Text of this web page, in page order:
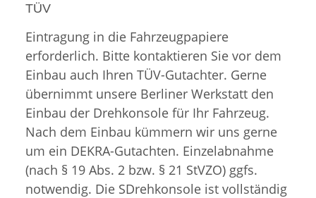
TÜV
Eintragung in die Fahrzeugpapiere
erforderlich. Bitte kontaktieren Sie vor dem
Einbau auch Ihren TÜV-Gutachter. Gerne
übernimmt unsere Berliner Werkstatt den
Einbau der Drehkonsole für Ihr Fahrzeug.
Nach dem Einbau kümmern wir uns gerne
um ein DEKRA-Gutachten. Einzelabnahme
(nach § 19 Abs. 2 bzw. § 21 StVZO) ggfs.
notwendig. Die SDrehkonsole ist vollständig